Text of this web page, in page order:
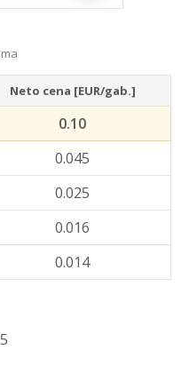
Neto cena [EUR/gab.]
0.10
0.045
0.025
0.016
0.014